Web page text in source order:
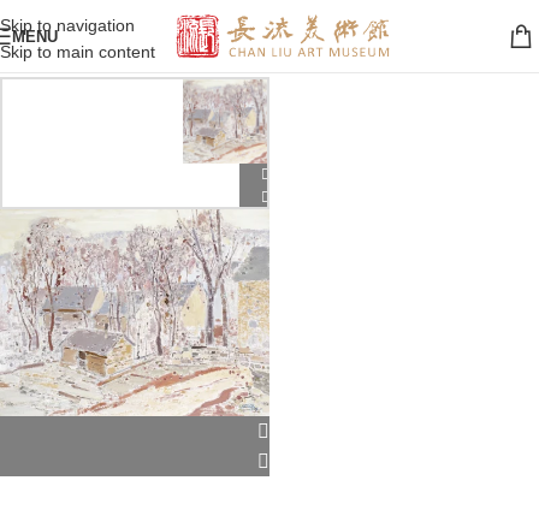
Skip to navigation
Skip to main content
MENU